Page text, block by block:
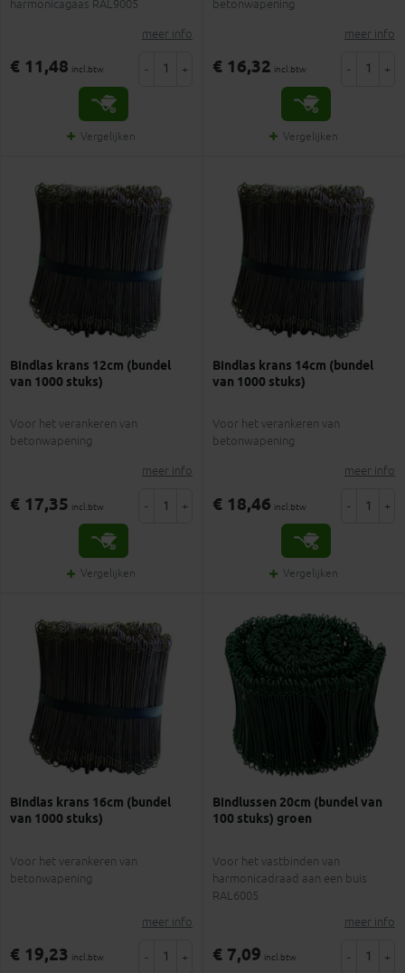
harmonicagaas RAL9005
meer info
€ 11,48 incl.btw - +
Vergelijken
betonwapening
meer info
€ 16,32 incl.btw - +
Vergelijken
Bindlas krans 12cm (bundel
van 1000 stuks)
Voor het verankeren van
betonwapening
meer info
€ 17,35 incl.btw - +
Vergelijken
Bindlas krans 14cm (bundel
van 1000 stuks)
Voor het verankeren van
betonwapening
meer info
€ 18,46 incl.btw - +
Vergelijken
Bindlas krans 16cm (bundel
van 1000 stuks)
Voor het verankeren van
betonwapening
meer info
€ 19,23 incl.btw - +
Bindlussen 20cm (bundel van
100 stuks) groen
Voor het vastbinden van
harmonicadraad aan een buis
RAL6005
meer info
€ 7,09 incl.btw - +